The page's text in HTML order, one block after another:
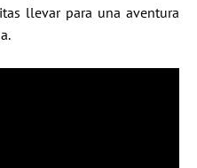
llevar para una aventura